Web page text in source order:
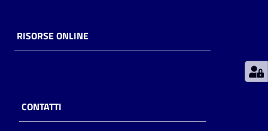
Decentrate
lettura
RISORSE ONLINE
CONTATTI